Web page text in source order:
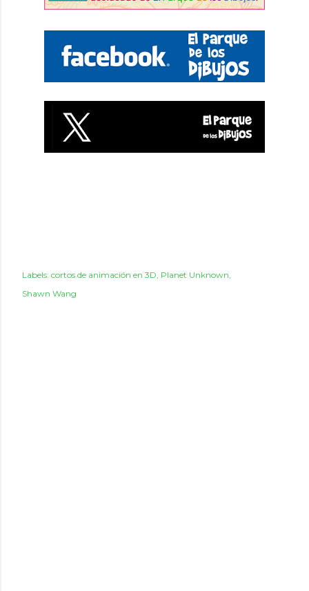
Labels: cortos de animación en 3D Planet Unknown
Shawn Wang